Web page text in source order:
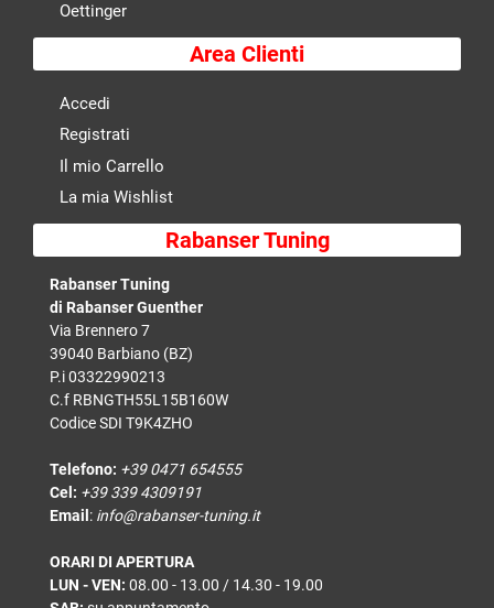
Oettinger
Area Clienti
Accedi
Registrati
Il mio Carrello
La mia Wishlist
Rabanser Tuning
Rabanser Tuning
di Rabanser Guenther
Via Brennero 7
39040 Barbiano (BZ)
P.i 03322990213
C.f RBNGTH55L15B160W
Codice SDI T9K4ZHO
Telefono: +39 0471 654555
Cel: +39 339 4309191
Email : info@rabanser-tuning.it
ORARI DI APERTURA
LUN - VEN: 08.00 - 13.00 / 14.30 - 19.00